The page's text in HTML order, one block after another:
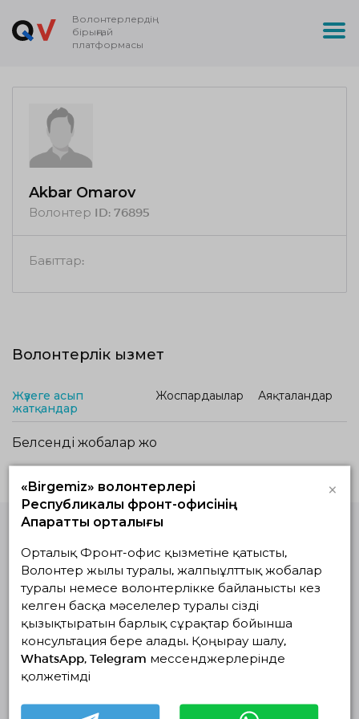
Волонтерлердің
бірыңғай
платформасы
Akbar Omarov
Волонтер ID: 76895
Бағыттар:
Волонтерлік қызмет
Жүзеге асып
жатқандар
Жоспардағылар Аяқталғандар
Белсенді жобалар жоқ
Волонтерлердің
платформасы
© Волонтерлердің біріңғай платформасы 2018-2026
Навигация
Байланыс
Біз туралы
«Birgemiz» волонтерлері
Республикалық фронт-офисінің
Ақпараттық орталығы
×
Орталық Фронт-офис қызметіне қатысты,
Волонтер жылы туралы, жалпыұлттық жобалар
туралы немесе волонтерлікке байланысты кез
келген басқа мәселелер туралы сізді
қызықтыратын барлық сұрақтар бойынша
консультация бере алады. Қоңырау шалу,
WhatsApp, Telegram мессенджерлерінде
қолжетімді